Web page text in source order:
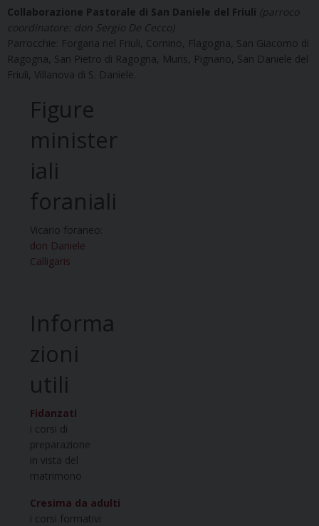
Collaborazione Pastorale di San Daniele del Friuli (parroco
coordinatore: don Sergio De Cecco)
Parrocchie: Forgaria nel Friuli, Cornino, Flagogna, San Giacomo di
Ragogna, San Pietro di Ragogna, Muris, Pignano, San Daniele del
Friuli, Villanova di S. Daniele.
Figure
minister
iali
foraniali
Vicario foraneo:
don Daniele
Calligaris
Informa
zioni
utili
Fidanzati
i corsi di
preparazione
in vista del
matrimono
Cresima da adulti
i corsi formativi